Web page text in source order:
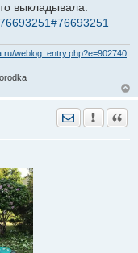
выкладывала.
weblog_entry.php?e=902740
Отправить